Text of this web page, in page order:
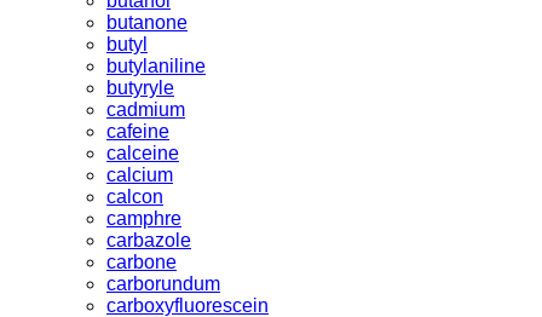
butanone
butyl
butylaniline
butyryle
cadmium
cafeine
calceine
calcium
calcon
camphre
carbazole
carbone
carborundum
carboxyfluorescein